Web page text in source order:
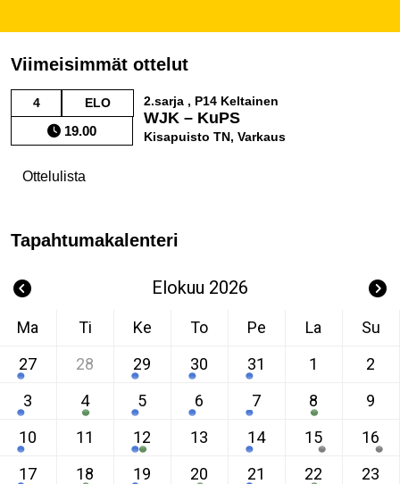
Viimeisimmät ottelut
4 ELO
19.00
2.sarja , P14 Keltainen
WJK – KuPS
Kisapuisto TN, Varkaus
Ottelulista
Tapahtumakalenteri
Elokuu 2026
Ma Ti Ke To Pe La
Su
27
28 29 30 31 1
2
3
4 5 6 7 8
9
10
11 12 13 14 15
16
17
18 19 20 21 22
23